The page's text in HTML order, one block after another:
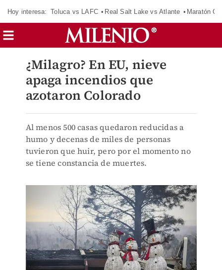
Hoy interesa: Toluca vs LAFC Real Salt Lake vs Atlante Maratón
¿Milagro? En EU, nieve
apaga incendios que
azotaron Colorado
Al menos 500 casas quedaron reducidas a
humo y decenas de miles de personas
tuvieron que huir, pero por el momento no
se tiene constancia de muertes.